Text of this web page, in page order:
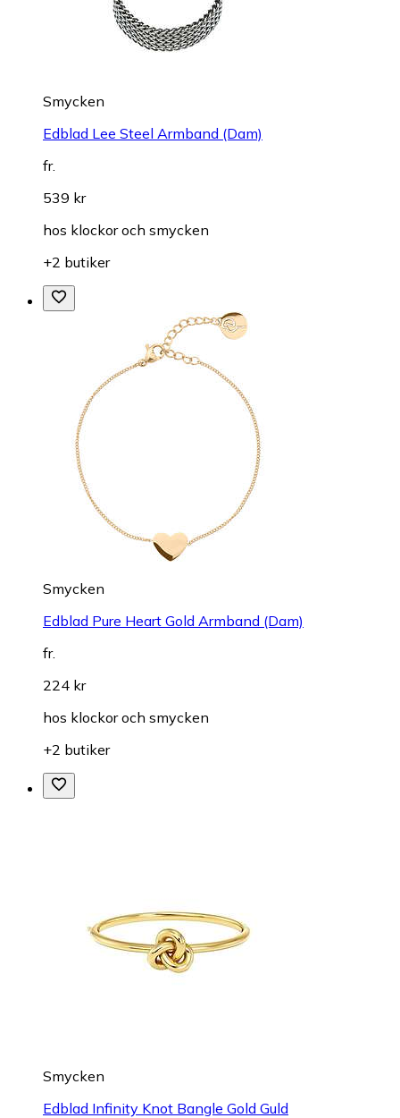
Smycken
Edblad Lee Steel Armband (Dam)
fr.
539 kr
hos klockor och smycken
+2 butiker
Smycken
Edblad Pure Heart Gold Armband (Dam)
fr.
224 kr
hos klockor och smycken
+2 butiker
Smycken
Edblad Infinity Knot Bangle Gold Guld